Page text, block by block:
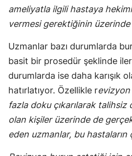
ameliyatla ilgili hastaya
vermesi gerektiğinin
Uzmanlar bazı durumlarda
basit bir prosedür şeklinde
durumlarda ise daha karışık
hatırlatıyor. Özellikle r
fazla doku çıkarılarak
olan kişiler üzerinde de
eden uzmanlar, bu hastaların